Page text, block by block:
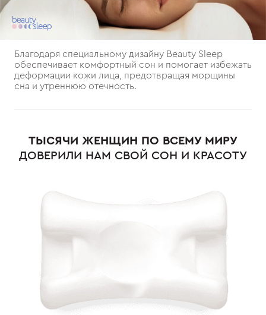
Благодаря специальному дизайну Beauty Sleep
обеспечивает комфортный сон и помогает избежать
деформации кожи лица, предотвращая морщины
сна и утреннюю отечность.
ТЫСЯЧИ ЖЕНЩИН ПО ВСЕМУ МИРУ
ДОВЕРИЛИ НАМ СВОЙ СОН И КРАСОТУ